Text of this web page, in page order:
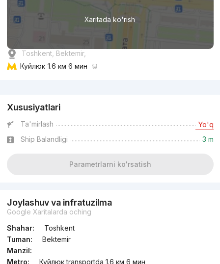
Xaritada ko'rish
Toshkent, Bektemir,
Куйлюк 1.6 км 6 мин
Xususiyatlari
Ta'mirlash Yo'q
Ship Balandligi 3 m
Parametrlarni ko'rsatish
Joylashuv va infratuzilma
Google Xaritalarda oching
Shahar:
Toshkent
Tuman:
Bektemir
Manzil:
Metro:
Куйлюк transportda 1.6 км 6 мин